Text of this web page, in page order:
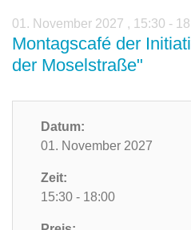
01. November 2027 , 15:30 -
Montagscafé der
der Moselstraße"
Datum:
01. November 2027
Zeit:
15:30 - 18:00